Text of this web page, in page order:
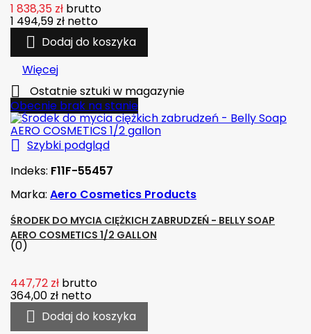
1 838,35 zł brutto
1 494,59 zł netto
 Dodaj do koszyka
Więcej

Ostatnie sztuki w magazynie
Obecnie brak na stanie
 Szybki podgląd
Indeks: F11F-55457
Marka: Aero Cosmetics Products
ŚRODEK DO MYCIA CIĘŻKICH ZABRUDZEŃ - BELLY SOAP
AERO COSMETICS 1/2 GALLON
(0)
447,72 zł brutto
364,00 zł netto
 Dodaj do koszyka